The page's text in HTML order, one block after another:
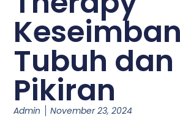
Tubuh dan
Pikiran
Admin November 23, 2024